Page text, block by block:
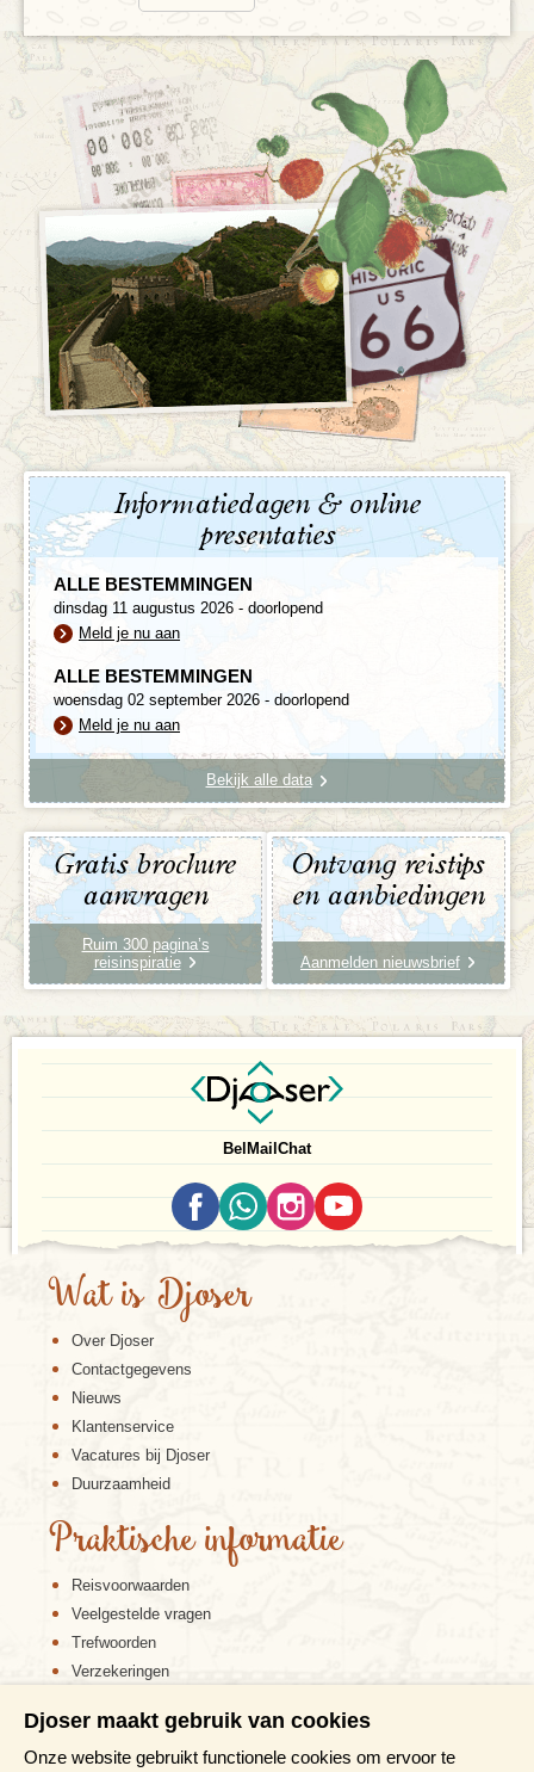
Informatiedagen & online
presentaties
ALLE BESTEMMINGEN
dinsdag 11 augustus 2026 - doorlopend
Meld je nu aan
ALLE BESTEMMINGEN
woensdag 02 september 2026 - doorlopend
Meld je nu aan
Bekijk alle data
Gratis brochure
aanvragen
Ruim 300 pagina’s
reisinspiratie
Ontvang reistips
en aanbiedingen
Aanmelden nieuwsbrief
Bel Mail Chat
Wat is Djoser
Over Djoser
Contactgegevens
Nieuws
Klantenservice
Vacatures bij Djoser
Duurzaamheid
Praktische informatie
Reisvoorwaarden
Veelgestelde vragen
Trefwoorden
Verzekeringen
Disclaimer
Cookiebeleid
Djoser maakt gebruik van cookies
Onze website gebruikt functionele cookies om ervoor te